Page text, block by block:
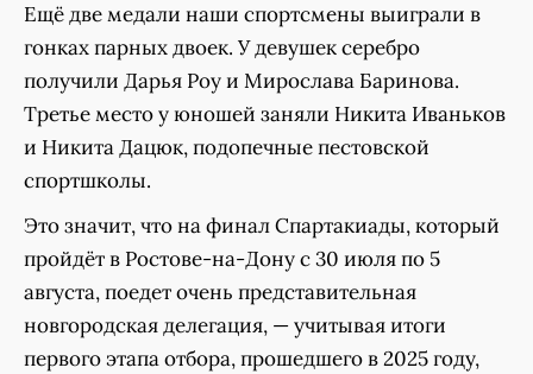
Ещё две медали наши спортсмены выиграли в
гонках парных двоек. У девушек серебро
получили Дарья Роу и Мирослава Баринова.
Третье место у юношей заняли Никита Иваньков
и Никита Дацюк, подопечные пестовской
спортшколы.
Это значит, что на финал Спартакиады, который
пройдёт в Ростове-на-Дону с 30 июля по 5
августа, поедет очень представительная
новгородская делегация, — учитывая итоги
первого этапа отбора, прошедшего в 2025 году,